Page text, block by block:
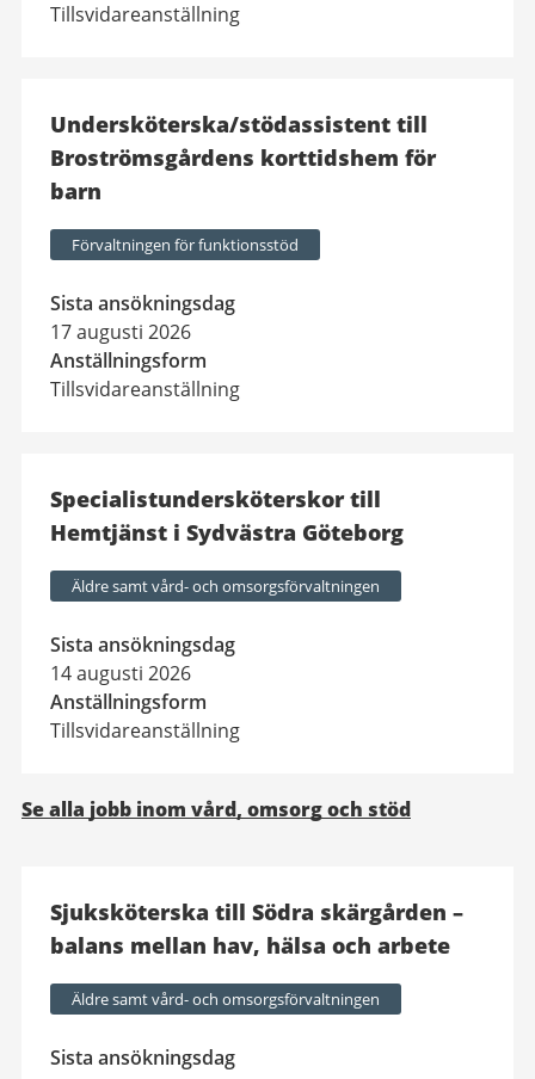
Tillsvidareanställning
Undersköterska/stödassistent till
Broströmsgårdens korttidshem för
barn
Förvaltningen för funktionsstöd
Sista ansökningsdag
17 augusti 2026
Anställningsform
Tillsvidareanställning
Specialistundersköterskor till
Hemtjänst i Sydvästra Göteborg
Äldre samt vård- och omsorgsförvaltningen
Sista ansökningsdag
14 augusti 2026
Anställningsform
Tillsvidareanställning
Se alla jobb inom vård, omsorg och stöd
Sjuksköterska till Södra skärgården –
balans mellan hav, hälsa och arbete
Äldre samt vård- och omsorgsförvaltningen
Sista ansökningsdag